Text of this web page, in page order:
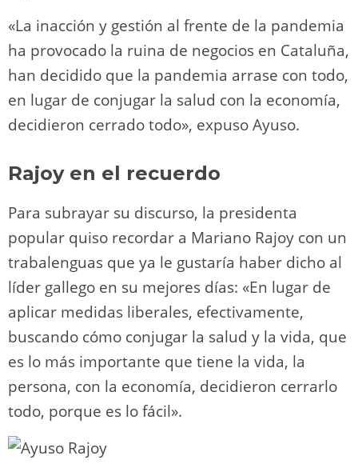
«La inacción y gestión al frente de la pandemia
ha provocado la ruina de negocios en Cataluña,
han decidido que la pandemia arrase con todo,
en lugar de conjugar la salud con la economía,
decidieron cerrado todo», expuso Ayuso.
Rajoy en el recuerdo
Para subrayar su discurso, la presidenta
popular quiso recordar a Mariano Rajoy con un
trabalenguas que ya le gustaría haber dicho al
líder gallego en su mejores días: «En lugar de
aplicar medidas liberales, efectivamente,
buscando cómo conjugar la salud y la vida, que
es lo más importante que tiene la vida, la
persona, con la economía, decidieron cerrarlo
todo, porque es lo fácil».